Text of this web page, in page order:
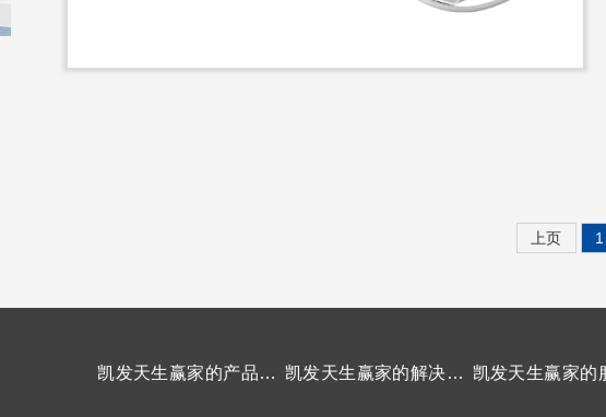
上页 1
凯发天生赢家的产品中心 凯发天生赢家的解决方案